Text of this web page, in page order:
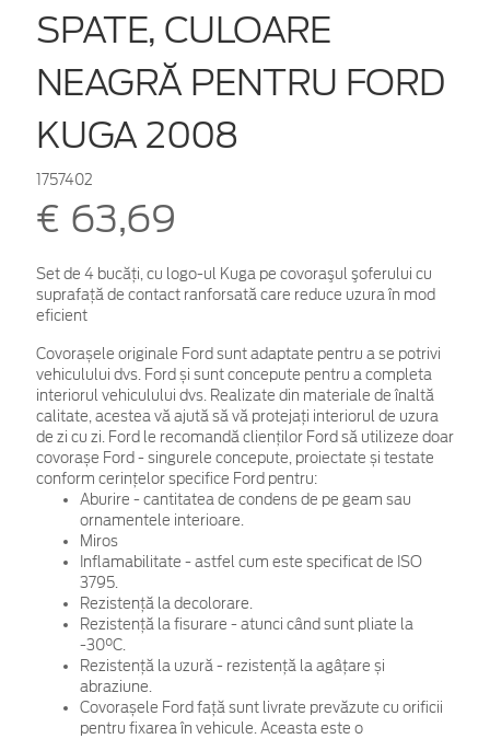
SPATE, CULOARE
NEAGRĂ PENTRU FORD
KUGA 2008
1757402
€ 63,69
Set de 4 bucăţi, cu logo-ul Kuga pe covoraşul şoferului cu
suprafaţă de contact ranforsată care reduce uzura în mod
eficient
Covorașele originale Ford sunt adaptate pentru a se potrivi
vehiculului dvs. Ford și sunt concepute pentru a completa
interiorul vehiculului dvs. Realizate din materiale de înaltă
calitate, acestea vă ajută să vă protejați interiorul de uzura
de zi cu zi. Ford le recomandă clienților Ford să utilizeze doar
covorașe Ford - singurele concepute, proiectate și testate
conform cerințelor specifice Ford pentru:
Aburire - cantitatea de condens de pe geam sau
ornamentele interioare.
Miros
Inflamabilitate - astfel cum este specificat de ISO
3795.
Rezistență la decolorare.
Rezistență la fisurare - atunci când sunt pliate la
-30°C.
Rezistență la uzură - rezistență la agâțare și
abraziune.
Covorașele Ford față sunt livrate prevăzute cu orificii
pentru fixarea în vehicule. Aceasta este o